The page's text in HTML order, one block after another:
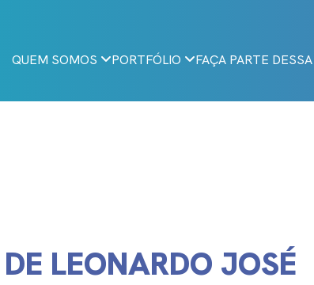
QUEM SOMOS PORTFÓLIO FAÇA PARTE
LEONARDO JOSÉ